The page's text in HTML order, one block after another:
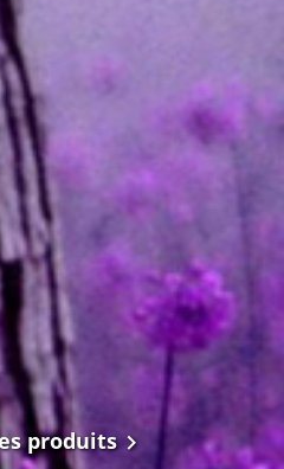
produits